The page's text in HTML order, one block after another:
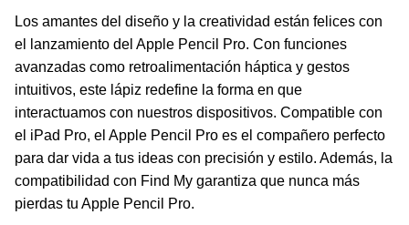
Los amantes del diseño y la creatividad están felices con
el lanzamiento del Apple Pencil Pro. Con funciones
avanzadas como retroalimentación háptica y gestos
intuitivos, este lápiz redefine la forma en que
interactuamos con nuestros dispositivos. Compatible con
el iPad Pro, el Apple Pencil Pro es el compañero perfecto
para dar vida a tus ideas con precisión y estilo. Además, la
compatibilidad con Find My garantiza que nunca más
pierdas tu Apple Pencil Pro.